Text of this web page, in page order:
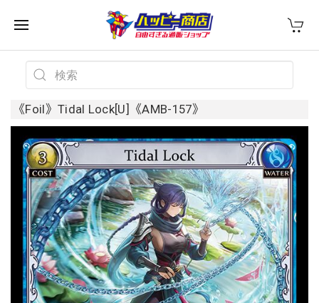
《Foil》Tidal Lock[U]《AMB-157》